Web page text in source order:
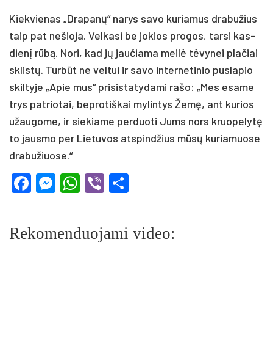
Kiek­vie­nas „Dra­pa­nų“ na­rys sa­vo ku­ria­mus dra­bu­žius
taip pat ne­šio­ja. Vel­ka­si be jo­kios pro­gos, tar­si kas­
die­nį rū­bą. No­ri, kad jų jau­čia­ma mei­lė tė­vy­nei pla­čiai
sklis­tų. Tur­būt ne vel­tui ir sa­vo in­ter­ne­ti­nio pus­la­pio
skil­ty­je „Apie mus“ pri­si­sta­ty­da­mi ra­šo: „Mes esa­me
trys pa­trio­tai, be­pro­tiš­kai my­lin­tys Že­mę, ant ku­rios
užau­go­me, ir sie­kia­me per­duo­ti Jums nors kruo­pe­ly­tę
to jaus­mo per Lie­tu­vos at­spin­džius mū­sų ku­ria­muo­se
dra­bu­žiuo­se.“
Facebook
Messenger
WhatsApp
Viber
Rekomenduojami video: